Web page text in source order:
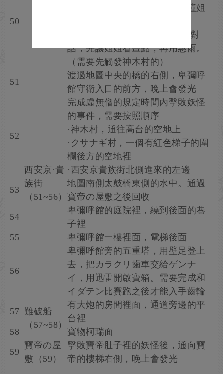
50
キ＆サザンカ姐妹對話，用頭撞姐
·在西安京呉服屋旁邊跟兩姐妹對
話，先讓姐姐看畫點，再用惠雨。
（需要先觸發神木村的）
51
西安京·貴
族街
（51~56）
渡過地圖中央的橋的右側，卑彌呼
館守衛入口的前方，晚上會發光
52
完成虛無僧的規定時間內擊敗妖怪
的事件，需要按照順序
·神木村，通往高台的空地上
·クサナギ村，一個有紅色梯子的圍
欄後方的空地裡
·西安京貴族街北側進來的左邊
53
地圖南側太鼓橋東側的水中。通過
寶帝の屋敷之後回收
54
卑彌呼館的庭院裡，繞到後面的巷
子裡
55
卑彌呼館一樓裡面，電梯後面
56
卑彌呼館旁的五重塔，用壁足登上
去，把カラクリ歯車交給ゲンナ
イ，用迅雷開啟寶箱。需要完成和
イダテン比賽跑之後才能入手齒輪
57 難破船
（57~58）
有大炮的房間裡面，通道旁邊的平
台裡
58
寶物柯瑞面
59
寶帝の屋
敷（59）
擊敗寶帝肚子裡的妖怪後，通向寶
帝的樓梯右側，晚上會發光